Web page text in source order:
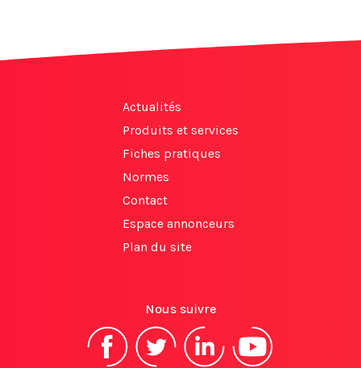
Actualités
Produits et services
Fiches pratiques
Normes
Contact
Espace annonceurs
Plan du site
Nous suivre